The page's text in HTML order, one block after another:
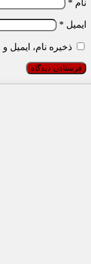
نام *
ایمیل *
ذخیره نام،